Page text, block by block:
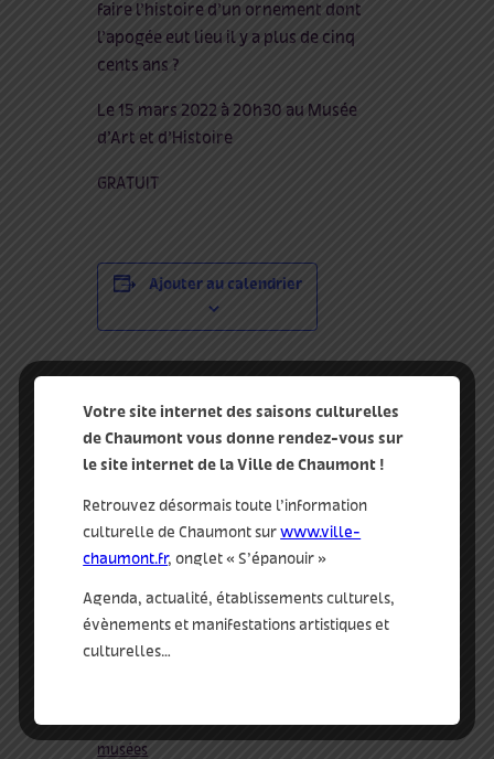
faire l’histoire d’un ornement dont
l’apogée eut lieu il y a plus de cinq
cents ans ?
Le 15 mars 2022 à 20h30 au Musée
d’Art et d’Histoire
GRATUIT
Ajouter au calendrier
détails
Date :
15 Mar 2022
Heure :
tags :
adulte,conférence
musées
Votre site internet des saisons culturelles
de Chaumont vous donne rendez-vous sur
le site internet de la Ville de Chaumont !
Retrouvez désormais toute l’information
culturelle de Chaumont surwww.ville-
chaumont.fr, onglet « S’épanouir »
Agenda, actualité, établissements culturels,
évènements et manifestations artistiques et
culturelles…